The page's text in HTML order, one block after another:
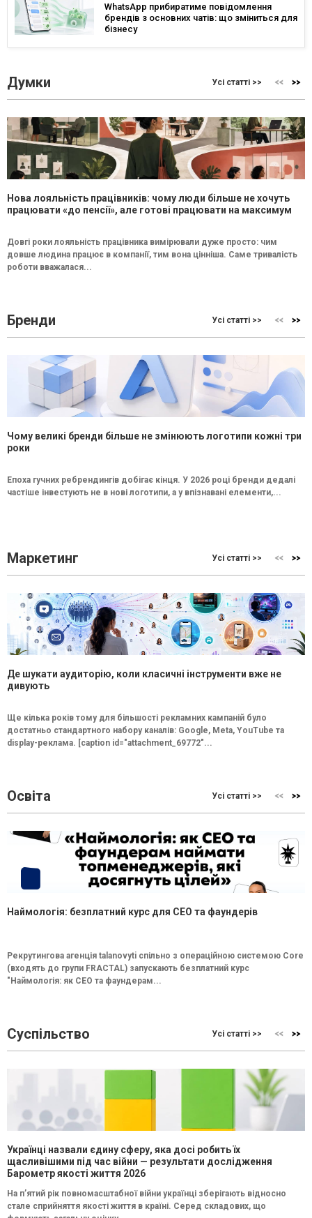
WhatsApp прибиратиме повідомлення
брендів з основних чатів: що зміниться для
бізнесу
Думки Усі статті >>
Нова лояльність працівників: чому люди більше не хочуть
працювати «до пенсії», але готові працювати на максимум
Довгі роки лояльність працівника вимірювали дуже просто: чим
довше людина працює в компанії, тим вона цінніша. Саме тривалість
роботи вважалася...
Бренди Усі статті >>
Чому великі бренди більше не змінюють логотипи кожні три
роки
Епоха гучних ребрендингів добігає кінця. У 2026 році бренди дедалі
частіше інвестують не в нові логотипи, а у впізнавані елементи,...
Маркетинг Усі статті >>
Де шукати аудиторію, коли класичні інструменти вже не
дивують
Ще кілька років тому для більшості рекламних кампаній було
достатньо стандартного набору каналів: Google, Meta, YouTube та
display-реклама. [caption id="attachment_69772"...
Освіта Усі статті >>
Наймологія: безплатний курс для CEO та фаундерів
Рекрутингова агенція talanovyti спільно з операційною системою Core
(входять до групи FRACTAL) запускають безплатний курс
"Наймологія: як СEO та фаундерам...
Суспільство Усі статті >>
Українці назвали єдину сферу, яка досі робить їх
щасливішими під час війни — результати дослідження
Барометр якості життя 2026
На п’ятий рік повномасштабної війни українці зберігають відносно
стале сприйняття якості життя в країні. Серед складових, що